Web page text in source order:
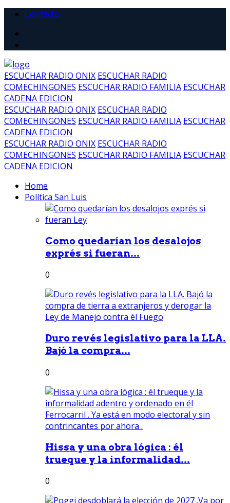
Contacto
ESCUCHAR RADIO ONIX ESCUCHAR RADIO
COMECHINGONES ESCUCHAR RADIO FAMILIA ESCUCHAR
CADENA EDICION
ESCUCHAR RADIO ONIX ESCUCHAR RADIO
COMECHINGONES ESCUCHAR RADIO FAMILIA ESCUCHAR
CADENA EDICION
ESCUCHAR RADIO ONIX ESCUCHAR RADIO
COMECHINGONES ESCUCHAR RADIO FAMILIA ESCUCHAR
CADENA EDICION
Home
Política San Luis
Como quedarían los desalojos
exprés si fueran...
0
Duro revés legislativo para la LLA.
Bajó la compra...
0
Hissa y una obra lógica : él
trueque y la informalidad...
0